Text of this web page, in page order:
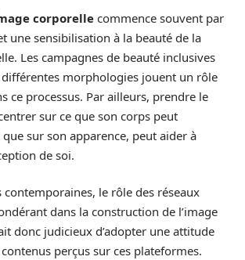
corporelle commence souvent par
une sensibilisation à la beauté de la
Les campagnes de beauté inclusives
morphologies jouent un rôle
ce processus. Par ailleurs, prendre le
sur ce que son corps peut
sur son apparence, peut aider à
de soi.
contemporaines, le rôle des réseaux
dans la construction de l’image
donc judicieux d’adopter une attitude
perçus sur ces plateformes.